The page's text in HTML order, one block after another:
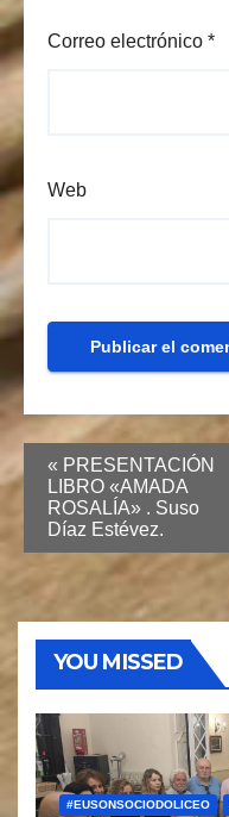
Correo electrónico *
Web
« PRESENTACIÓN
LIBRO «AMADA
ROSALÍA» . Suso
Díaz Estévez.
YOU MISSED
#EUSONSOCIODOLICEO